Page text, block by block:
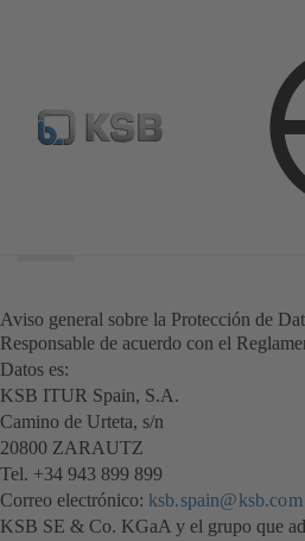
Aviso general sobre la Protección de
Responsable de acuerdo con el
Datos es:
KSB ITUR Spain, S.A.
Camino de Urteta, s/n
20800 ZARAUTZ
Tel. +34 943 899 899
Correo electrónico: ksb.spain@ksb.com
KSB SE & Co. KGaA y el grupo que